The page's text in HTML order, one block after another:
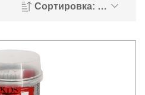
Сортировка: Хиты